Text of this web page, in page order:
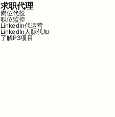
求职代理
岗位代投
职位监控
LinkedIn代运营
LinkedIn人脉代加
了解P3项目